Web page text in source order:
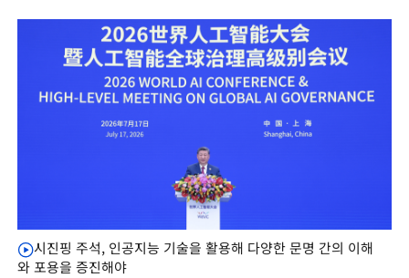
시진핑 주석, 인공지능 기술을 활용해 다양한 문명 간의 이해
와 포용을 증진해야